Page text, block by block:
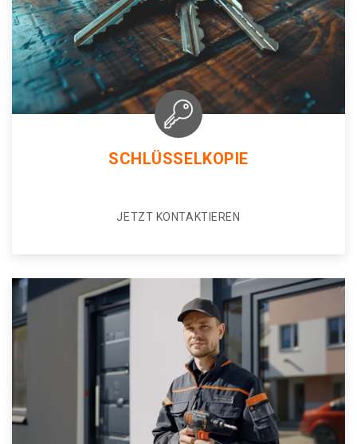
SCHLÜSSELKOPIE
JETZT KONTAKTIEREN